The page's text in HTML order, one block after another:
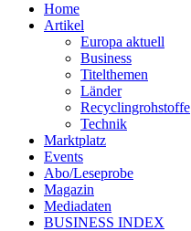
Home
Artikel
Europa aktuell
Business
Titelthemen
Länder
Recyclingrohstoffe
Technik
Marktplatz
Events
Abo/Leseprobe
Magazin
Mediadaten
BUSINESS INDEX